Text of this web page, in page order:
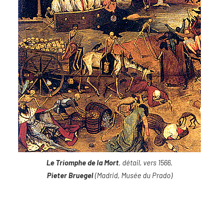
Le Triomphe de la Mort, détail, vers 1566,
Pieter Bruegel(Madrid, Musée du Prado)